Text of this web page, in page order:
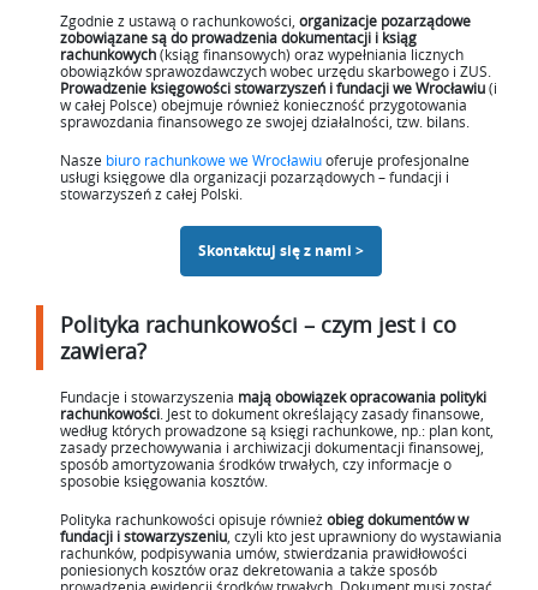
Zgodnie z ustawą o rachunkowości, organizacje pozarządowe
zobowiązane są do prowadzenia dokumentacji i ksiąg
rachunkowych(ksiąg finansowych) oraz wypełniania licznych
obowiązków sprawozdawczych wobec urzędu skarbowego i ZUS.
Prowadzenie księgowości stowarzyszeń i fundacji we Wrocławiu(i
w całej Polsce) obejmuje również konieczność przygotowania
sprawozdania finansowego ze swojej działalności, tzw. bilans.
Nasze biuro rachunkowe we Wrocławiuoferuje profesjonalne
usługi księgowe dla organizacji pozarządowych – fundacji i
stowarzyszeń z całej Polski.
Skontaktuj się z nami >
Polityka rachunkowości – czym jest i co
zawiera?
Fundacje i stowarzyszenia mają obowiązek opracowania polityki
rachunkowości . Jest to dokument określający zasady finansowe,
według których prowadzone są księgi rachunkowe, np.: plan kont,
zasady przechowywania i archiwizacji dokumentacji finansowej,
sposób amortyzowania środków trwałych, czy informacje o
sposobie księgowania kosztów.
Polityka rachunkowości opisuje również obieg dokumentów w
fundacji i stowarzyszeniu , czyli kto jest uprawniony do wystawiania
rachunków, podpisywania umów, stwierdzania prawidłowości
poniesionych kosztów oraz dekretowania a także sposób